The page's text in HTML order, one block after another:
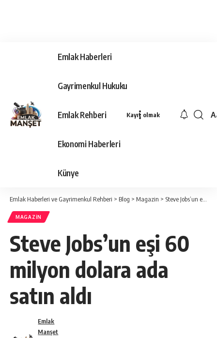
Emlak Haberleri
Gayrimenkul Hukuku
Emlak Rehberi
Ekonomi Haberleri
Künye
Kayıt olmak
Emlak Haberleri ve Gayrimenkul Rehberi > Blog > Magazin > Steve Jobs’un eşi 60 milyon dolara ada satın aldı
MAGAZIN
Steve Jobs’un eşi 60
milyon dolara ada
satın aldı
Emlak
Manşet